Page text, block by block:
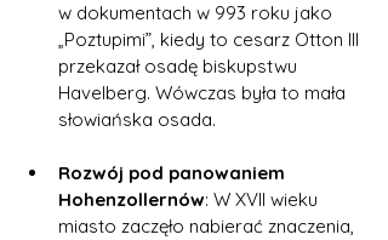
w dokumentach w 993 roku jako
„Poztupimi”, kiedy to cesarz Otton III
przekazał osadę biskupstwu
Havelberg. Wówczas była to mała
słowiańska osada.
Rozwój pod panowaniem
Hohenzollernów: W XVII wieku
miasto zaczęło nabierać znaczenia,